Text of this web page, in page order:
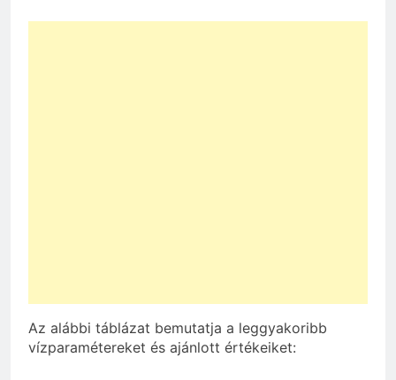
Az alábbi táblázat bemutatja a leggyakoribb
vízparamétereket és ajánlott értékeiket: